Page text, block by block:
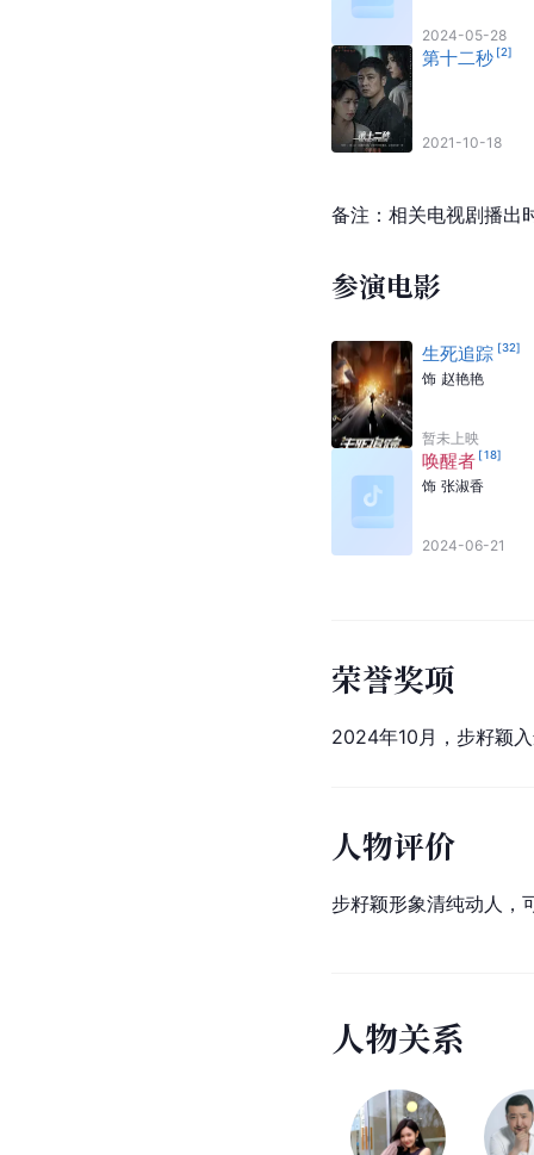
2024-05-28
第十二秒 [2]
2021-10-18
备注：相关电视剧播出
参演电影
生死追踪 [32]
饰 赵艳艳
暂未上映
唤醒者 [18]
饰 张淑香
2024-06-21
荣誉奖项
2024年10月，步籽颖
人物评价
步籽颖形象清纯动人，
人物关系